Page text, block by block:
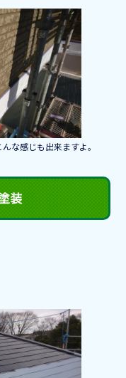
な感じも出来ますよ。
装